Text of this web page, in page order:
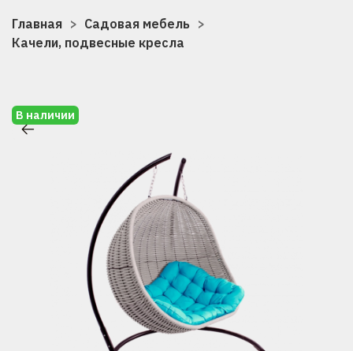
Главная
Садовая мебель
Качели, подвесные кресла
В наличии